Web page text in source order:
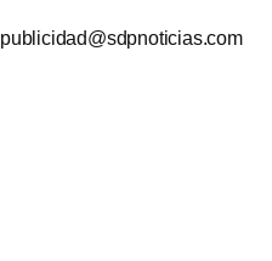
publicidad@sdpnoticias.com